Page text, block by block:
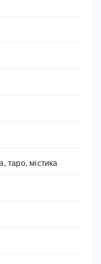
таро, містика